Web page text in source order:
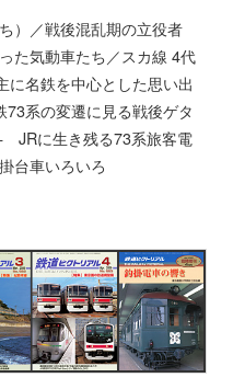
）／戦後混乱期の立役者
た気動車たち／スカ線 4代
名鉄を中心とした思い出
系の変遷に見る戦後ゲタ
JRに生き残る73系旅客電
台車いろいろ